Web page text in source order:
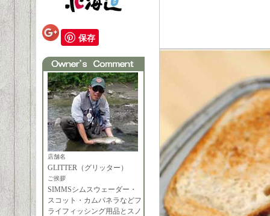
保存
店舗名
GLITTER（グリッター）
ご挨拶
SIMMSシムスウェーダー・
スコット・カムパネラなどフ
ライフィッシング用品とスノ